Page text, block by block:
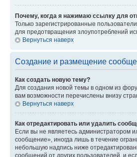
Почему, когда я нажимаю ссылку для
Только зарегистрированные
для предотвращения злоупотреблений
Вернуться наверх
Создание и размещение
Как создать новую тему?
Для создания новой темы в одном из
вам возможности перечислены внизу
Вернуться наверх
Как отредактировать или удалить
Если вы не являетесь администратором
сообщение», иногда лишь в течение
небольшую надпись ниже
сообщений от других пользователей, и